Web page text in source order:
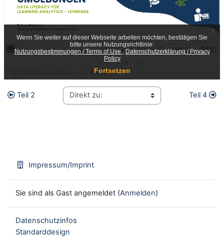
Teil 2 Teil 4
Impressum/Imprint
Sie sind als Gast angemeldet (Anmelden)
Datenschutzinfos
Standarddesign